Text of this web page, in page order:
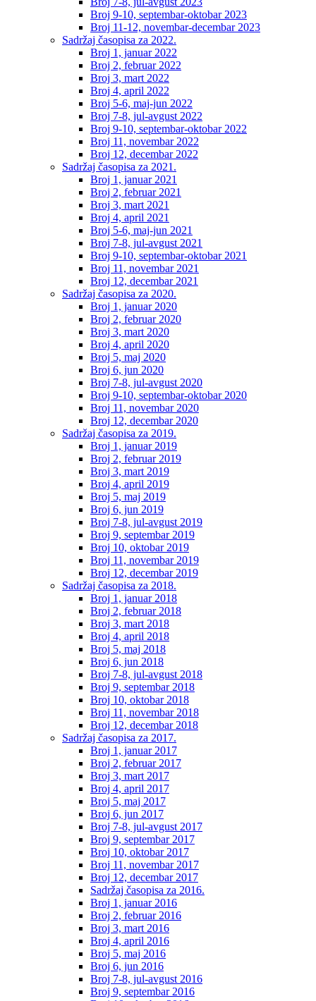
Broj 9-10, septembar-oktobar 2023
Broj 11-12, novembar-decembar 2023
Sadržaj časopisa za 2022.
Broj 1, januar 2022
Broj 2, februar 2022
Broj 3, mart 2022
Broj 4, april 2022
Broj 5-6, maj-jun 2022
Broj 7-8, jul-avgust 2022
Broj 9-10, septembar-oktobar 2022
Broj 11, novembar 2022
Broj 12, decembar 2022
Sadržaj časopisa za 2021.
Broj 1, januar 2021
Broj 2, februar 2021
Broj 3, mart 2021
Broj 4, april 2021
Broj 5-6, maj-jun 2021
Broj 7-8, jul-avgust 2021
Broj 9-10, septembar-oktobar 2021
Broj 11, novembar 2021
Broj 12, decembar 2021
Sadržaj časopisa za 2020.
Broj 1, januar 2020
Broj 2, februar 2020
Broj 3, mart 2020
Broj 4, april 2020
Broj 5, maj 2020
Broj 6, jun 2020
Broj 7-8, jul-avgust 2020
Broj 9-10, septembar-oktobar 2020
Broj 11, novembar 2020
Broj 12, decembar 2020
Sadržaj časopisa za 2019.
Broj 1, januar 2019
Broj 2, februar 2019
Broj 3, mart 2019
Broj 4, april 2019
Broj 5, maj 2019
Broj 6, jun 2019
Broj 7-8, jul-avgust 2019
Broj 9, septembar 2019
Broj 10, oktobar 2019
Broj 11, novembar 2019
Broj 12, decembar 2019
Sadržaj časopisa za 2018.
Broj 1, januar 2018
Broj 2, februar 2018
Broj 3, mart 2018
Broj 4, april 2018
Broj 5, maj 2018
Broj 6, jun 2018
Broj 7-8, jul-avgust 2018
Broj 9, septembar 2018
Broj 10, oktobar 2018
Broj 11, novembar 2018
Broj 12, decembar 2018
Sadržaj časopisa za 2017.
Broj 1, januar 2017
Broj 2, februar 2017
Broj 3, mart 2017
Broj 4, april 2017
Broj 5, maj 2017
Broj 6, jun 2017
Broj 7-8, jul-avgust 2017
Broj 9, septembar 2017
Broj 10, oktobar 2017
Broj 11, novembar 2017
Broj 12, decembar 2017
Sadržaj časopisa za 2016.
Broj 1, januar 2016
Broj 2, februar 2016
Broj 3, mart 2016
Broj 4, april 2016
Broj 5, maj 2016
Broj 6, jun 2016
Broj 7-8, jul-avgust 2016
Broj 9, septembar 2016